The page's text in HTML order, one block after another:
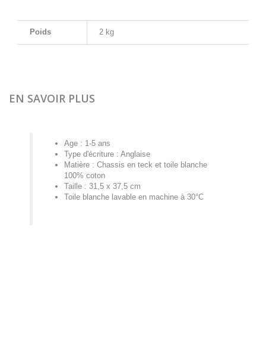
Poids 2 kg
EN SAVOIR PLUS
Age : 1-5 ans
Type d'écriture : Anglaise
Matière : Chassis en teck et toile blanche
100% coton
Taille : 31,5 x 37,5 cm
Toile blanche lavable en machine à 30°C